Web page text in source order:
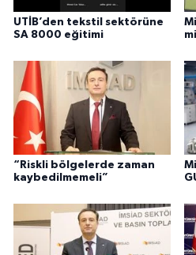
UTİB’den tekstil sektörüne
SA 8000 eğitimi
“Riskli bölgelerde zaman
kaybedilmemeli”